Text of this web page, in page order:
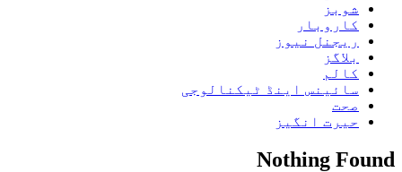
شوبز
کاروبار
ریجنل نیوز
بلاگز
کالم
سائینس اینڈ ٹیکنالوجی
صحت
حیرت انگیز
Nothing Found